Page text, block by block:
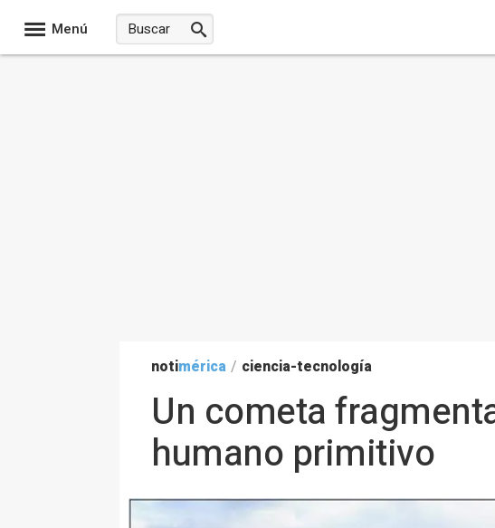
Menú
notimérica / ciencia-tecnología
Un cometa
humano primitivo